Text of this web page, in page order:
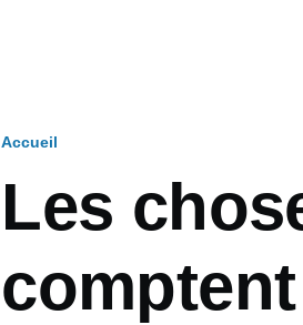
d'Ariane
Accueil
Les
comptent